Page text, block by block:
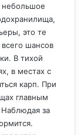
небольшое
это те
шансов
В тихой
в местах с
карп. При
главным
за